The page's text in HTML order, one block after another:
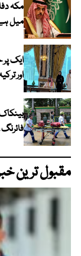
مکہ
میل
ایک پر
اور
فائرنگ ، 8 افراد ہلاک ،
مقبول ترین